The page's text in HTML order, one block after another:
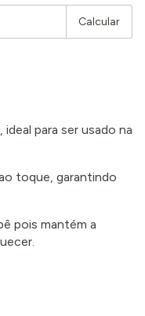
Calcular
para ser usado na
toque, garantindo
pois mantém a